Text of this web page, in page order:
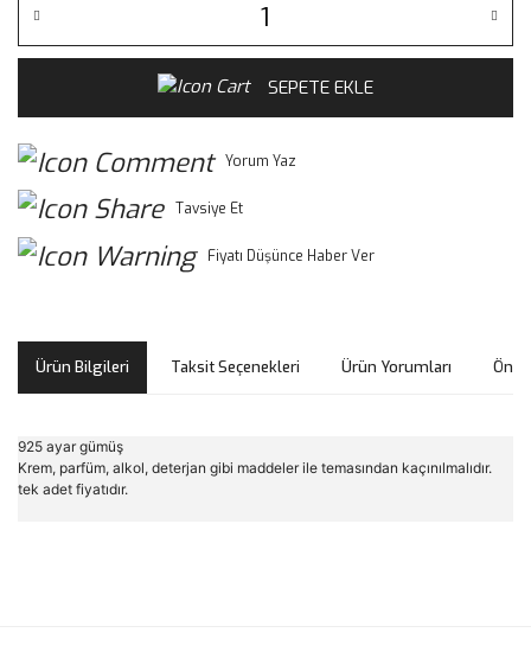
SEPETE EKLE
Yorum Yaz
Tavsiye Et
Fiyatı Düşünce Haber Ver
Ürün Bilgileri Taksit Seçenekleri Ürün Yorumları
925 ayar gümüş
Krem, parfüm, alkol, deterjan gibi maddeler ile temasından kaçınılmalıdır.
tek adet fiyatıdır.